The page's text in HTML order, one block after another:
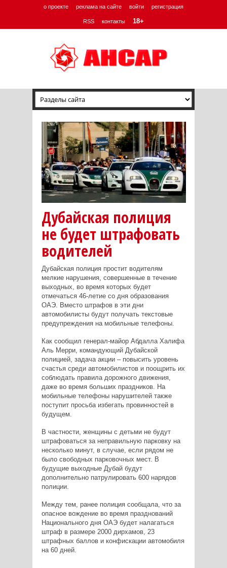
о проекте реклама на сайте войти регистрация
RSS контакты 18+
Дубайская полиция
не будет штрафовать
водителей
Дубайская полиция простит водителям
мелкие нарушения, совершенные в течение
выходных, во время которых будет
отмечаться 46-летие со дня образования
ОАЭ. Вместо штрафов в эти дни
автомобилисты будут получать текстовые
предупреждения на мобильные телефоны.
Как сообщил генерал-майор Абдалла Халифа
Аль Мерри, командующий Дубайской
полицией, задача акции – повысить уровень
счастья среди автомобилистов и поощрить их
соблюдать правила дорожного движения,
даже во время больших праздников. На
мобильные телефоны нарушителей также
поступит просьба избегать провинностей в
будущем.
В частности, женщины с детьми не будут
штрафоваться за неправильную парковку на
несколько минут, в случае, если рядом не
было свободных парковочных мест. В
будущие выходные Дубай будут
дополнительно патрулировать 600 нарядов
полиции.
Между тем, ранее полиция сообщала, что за
опасное вождение во время празднований
Национального дня ОАЭ будет налагаться
штраф в размере 2000 дирхамов, 23
штрафных баллов и конфискации автомобиля
на 60 дней.